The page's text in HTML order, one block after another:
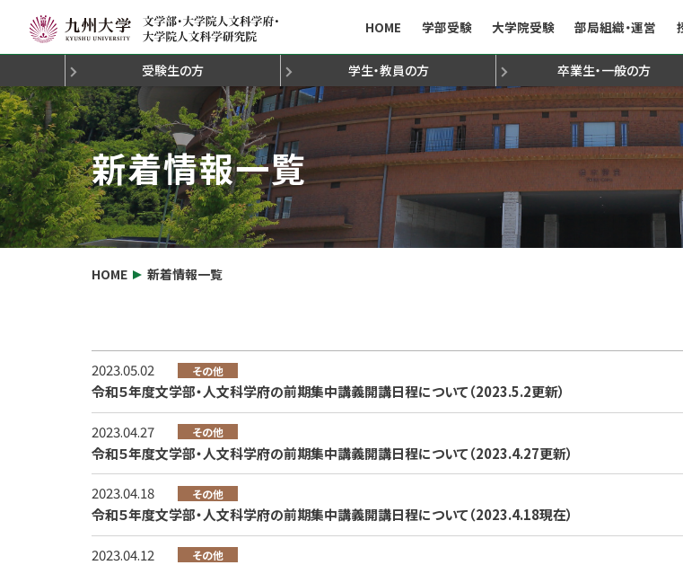
HOME 学部受験
新着情報と概要
文学部の魅力発見！
オープンキャンパス 学生受け入れ方針 3年次編入学試験につ
科目等履修生出願要領
先輩からのメッセージ 文学部国際コース 文学部受験ナビ
大学院受験
新着情報と概要
大学院進学説明会
大学院入学試験について 学生受け入れ方針 人文科学府研究生
人文科学府組織構成
部局組織・運営
新着情報と概要
研究院長の挨拶
組織概要 沿革 組織構成
新着情報と概要
学部授業の履修方法
大学院授業の履修方法 TA/RA 行事予定表・授業日程 オ
休講情報（文学部）
休講情報（人文科学府） 文学部国際コース 人社系副専攻
新着情報と概要
学生修学・就職等の相談と支援
奨学金・謝金 諸手続き 九州大学文学部文友会
海外渡航届・海外留学
新着情報と概要
社会連携・公開講座
博士論文 研究活動 専門研究員・学振研究 学生表彰
新着情報と概要
教員免許
学芸員 社会調査士 認定心理士 就職支援／就職状況（学部・学府）
受験生の方 学生・教員の方 卒業生・一般の方
新着情報一覧
HOME 新着情報一覧
2023.05.02 その他
令和５年度文学部・人文科学府の前期集中講義開講日程について（2023.5.2更新）
2023.04.27 その他
令和５年度文学部・人文科学府の前期集中講義開講日程について（2023.4.27更新）
2023.04.18 その他
令和５年度文学部・人文科学府の前期集中講義開講日程について（2023.4.18現在）
2023.04.12 その他